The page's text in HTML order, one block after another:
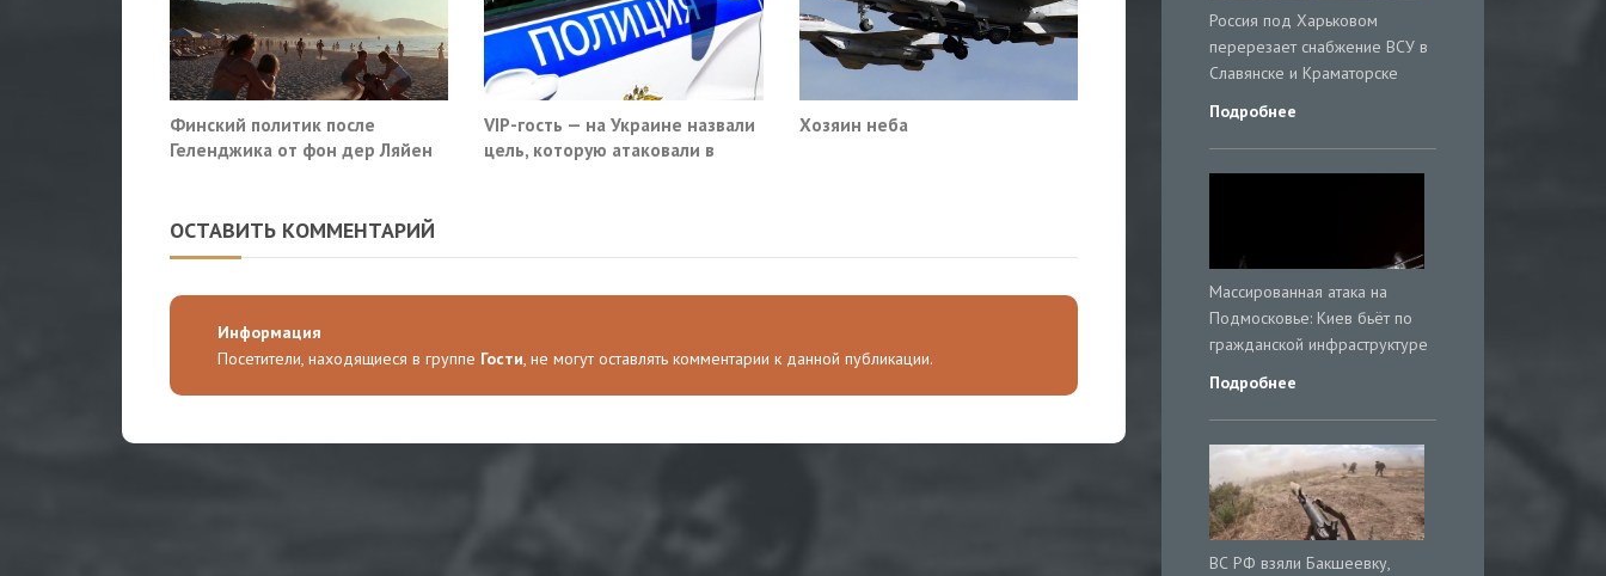
Финский политик после
Геленджика от фон дер Ляйен
VIP-гость — на Украине назвали
цель, которую атаковали в
Хозяин неба
ОСТАВИТЬ КОММЕНТАРИЙ
Информация
Посетители, находящиеся в группе Гости, не могут оставлять комментарии к данной публикации.
Россия под Харьковом
перерезает снабжение ВСУ в
Славянске и Краматорске
Подробнее
Массированная атака на
Подмосковье: Киев бьёт по
гражданской инфраструктуре
Подробнее
ВС РФ взяли Бакшеевку,